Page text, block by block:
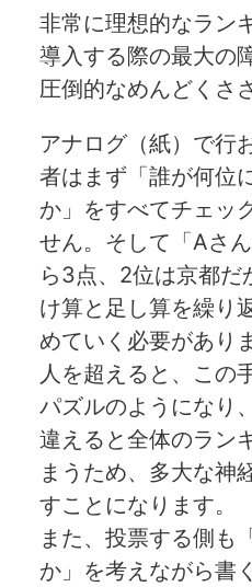
非常に理想的なラン
導入する際の最大の
圧倒的なめんどくさ
アナログ（紙）で行
者はまず「誰が何位
か」をすべてチェッ
せん。そして「Aさ
ら3点、2位は京都
け算と足し算を繰り
めていく必要があり
人を超えると、この
パズルのようになり
違えると全体のラン
まうため、多大な神
すことになります。
また、投票する側も
か」を考えながら書